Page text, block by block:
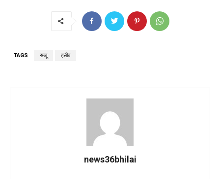
TAGS सब्बू हसीब
news36bhilai